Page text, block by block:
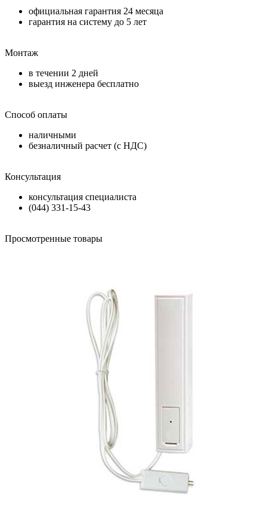
официальная гарантия 24 месяца
гарантия на систему до 5 лет
Монтаж
в течении 2 дней
выезд инженера бесплатно
Способ оплаты
наличными
безналичный расчет (с НДС)
Консультация
консультация специалиста
(044) 331-15-43
Просмотренные товары